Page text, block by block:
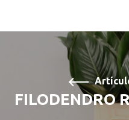
FILODENDRO